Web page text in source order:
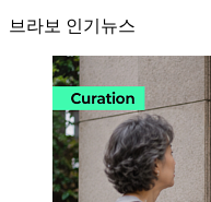
브라보 인기뉴스